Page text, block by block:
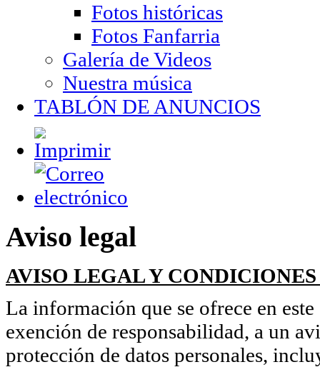
Fotos históricas
Fotos Fanfarria
Galería de Videos
Nuestra música
TABLÓN DE ANUNCIOS
Aviso legal
AVISO LEGAL Y CONDICIONES
La información que se ofrece en
exención de responsabilidad, a un
protección de datos personales,